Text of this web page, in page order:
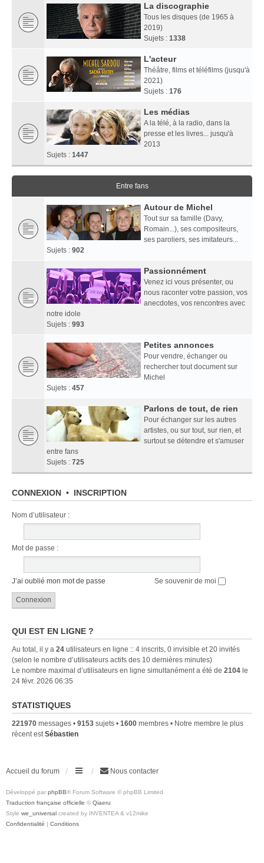
La discographie
Tous les disques (de 1965 à
2019)
Sujets : 1338
L'acteur
Théâtre, films et téléfilms (jusqu'à
2021)
Sujets : 176
Les médias
A la télé, à la radio, dans la
presse et les livres... jusqu'à
2013
Sujets : 1447
Entre fans
Autour de Michel
Tout sur sa famille (Davy,
Romain...), ses compositeurs,
ses paroliers, ses imitateurs...
Sujets : 902
Passionnément
Venez ici vous présenter, ou
nous raconter votre passion, vos
anecdotes, vos rencontres avec
notre idole
Sujets : 993
Petites annonces
Pour vendre, échanger ou
rechercher tout document sur
Michel
Sujets : 457
Parlons de tout, de rien
Pour échanger sur les autres
artistes, ou sur tout, sur rien, et
surtout se détendre et s'amuser
entre fans
Sujets : 725
CONNEXION • INSCRIPTION
Nom d’utilisateur :
Mot de passe :
J’ai oublié mon mot de passe Se souvenir de moi
QUI EST EN LIGNE ?
Au total, il y a 24 utilisateurs en ligne :: 4 inscrits, 0 invisible et 20 invités
(selon le nombre d’utilisateurs actifs des 10 dernières minutes)
Le nombre maximal d’utilisateurs en ligne simultanément a été de 2104 le
24 févr. 2026 06:35
STATISTIQUES
221970 messages • 9153 sujets • 1600 membres • Notre membre le plus
récent estSébastien
Accueil du forum Nous contacter
Développé par phpBB® Forum Software © phpBB Limited
Traduction française officielle © Qiaeru
Style we_universal created by INVENTEA & v12mike
Confidentialité | Conditions